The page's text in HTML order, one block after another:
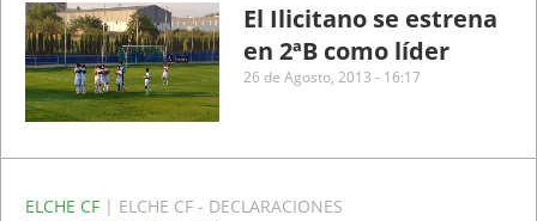
El Ilicitano se estrena
en 2ªB como líder
26 de Agosto, 2013 - 16:17
ELCHE CF | ELCHE CF - DECLARACIONES